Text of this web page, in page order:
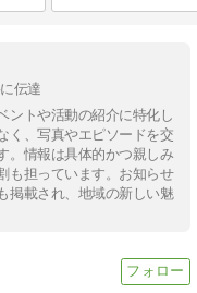
伝達
ントや活動の紹介に特化し
く、写真やエピソードを交
。情報は具体的かつ親しみ
も担っています。お知らせ
掲載され、地域の新しい魅